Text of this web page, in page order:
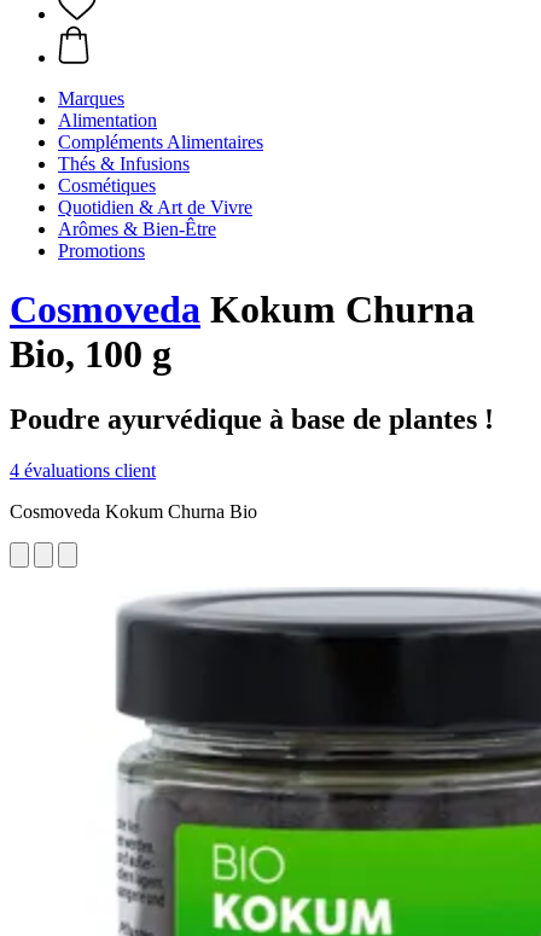
Marques
Alimentation
Compléments Alimentaires
Thés & Infusions
Cosmétiques
Quotidien & Art de Vivre
Arômes & Bien-Être
Promotions
Cosmoveda Kokum Churna
Bio, 100 g
Poudre ayurvédique à base de plantes !
4 évaluations client
Cosmoveda Kokum Churna Bio